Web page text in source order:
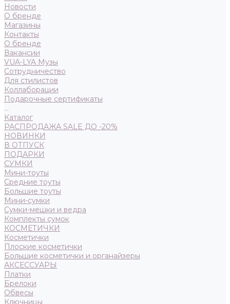
Новости
О бренде
Магазины
Контакты
О бренде
Вакансии
VUA-LYA Музы
Сотрудничество
Для стилистов
Коллаборации
Подарочные сертификаты
...
Каталог
РАСПРОДАЖА SALE ДО -20%
НОВИНКИ
В ОТПУСК
ПОДАРКИ
СУМКИ
Мини-тоуты
Средние тоуты
Большие тоуты
Мини-сумки
Сумки-мешки и ведра
Комплекты сумок
КОСМЕТИЧКИ
Косметички
Плоские косметички
Большие косметички и органайзеры
АКСЕССУАРЫ
Платки
Брелоки
Обвесы
Ключницы